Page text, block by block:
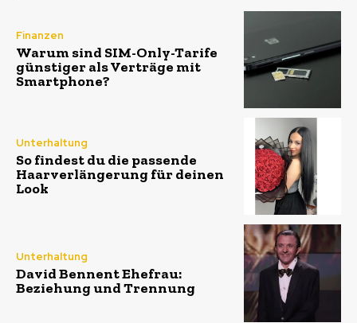
Finanzen
Warum sind SIM-Only-Tarife
günstiger als Verträge mit
Smartphone?
Unterhaltung
So findest du die passende
Haarverlängerung für deinen
Look
Unterhaltung
David Bennent Ehefrau:
Beziehung und Trennung